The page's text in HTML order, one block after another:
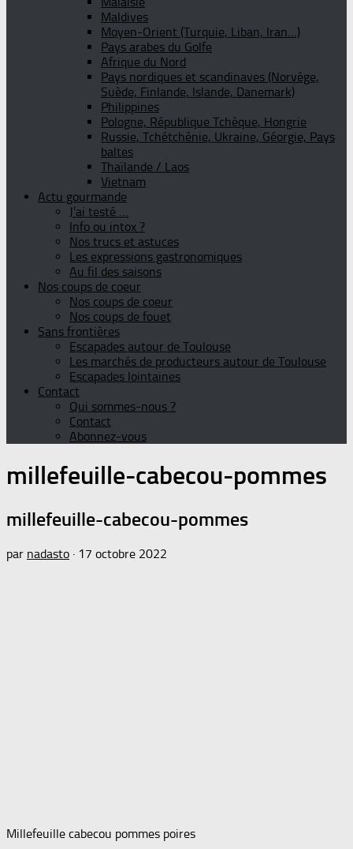
Maldives
Moyen-Orient (Turquie, Liban, Iran…)
Pays arabes du Golfe
Afrique du Nord
Pays nordiques et scandinaves (Norvège,
Suède, Finlande, Islande, Danemark)
Philippines
Pologne, République Tchèque, Hongrie
Russie, Tchétchénie, Ukraine, Géorgie, Pays
baltes
Thaïlande / Laos
Vietnam
Actu gourmande
J’ai testé …
Info ou intox ?
Nos trucs et astuces
Les expressions gastronomiques
Au fil des saisons
Nos coups de coeur
Nos coups de coeur
Nos coups de fouet
Sans frontières
Escapades autour de Toulouse
Les marchés de producteurs autour de Toulouse
Escapades lointaines
Contact
Qui sommes-nous ?
Contact
Abonnez-vous
millefeuille-cabecou-pommes
millefeuille-cabecou-pommes
par nadasto · 17 octobre 2022
Millefeuille cabecou pommes poires